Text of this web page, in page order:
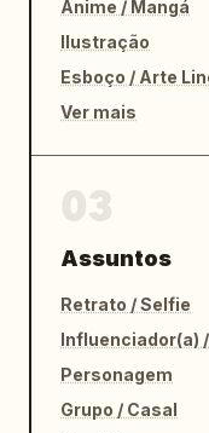
Anime / Mangá
Ilustração
Esboço / Arte
Ver mais
Assuntos
Retrato / Selfie
Influenciador(a)
Personagem
Grupo / Casal